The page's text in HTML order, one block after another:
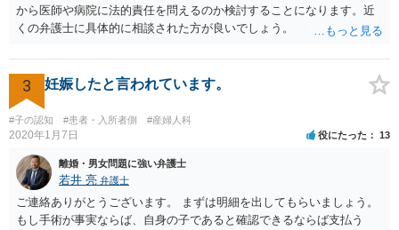
から医師や病院に法的責任を問えるのか検討することになります。近
くの弁護士に具体的に相談された方が良いでしょう。
3 妊娠したと言われています。
#子の認知 #患者・入所者側 #産婦人科
2020年1月7日 役にたった 13
離婚・男女問題に強い弁護士
若井 亮 弁護士
ご連絡ありがとうございます。 まずは明細を出してもらいましょう。
もし手術が事実ならば、自身の子であると確認できるならば支払う